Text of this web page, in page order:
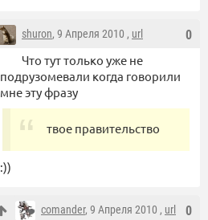
0
shuron, 9 Апреля 2010 , url
Что тут только уже не
подрузомевали когда говорили
мне эту фразу
твое правительство
:))
0
comander, 9 Апреля 2010 , url